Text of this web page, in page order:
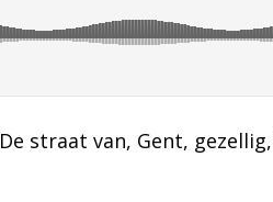
De straat van, Gent, gezellig,